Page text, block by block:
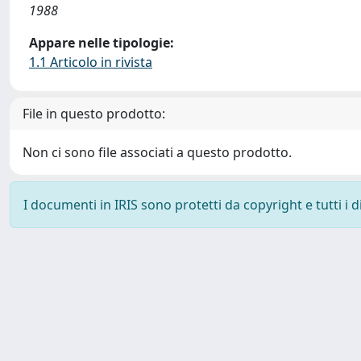
1988
Appare nelle tipologie:
1.1 Articolo in rivista
File in questo prodotto:
Non ci sono file associati a questo prodotto.
I documenti in IRIS sono protetti da copyright e tutti i